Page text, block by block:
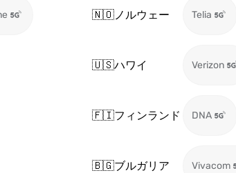
🇳🇴 ノルウェー Telia
🇺🇸ハワイ Verizon
🇫🇮フィンランド DNA
🇧🇬ブルガリア Vivacom